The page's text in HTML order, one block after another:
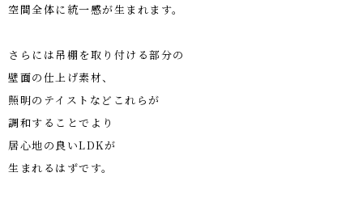
空間全体に統一感が生まれます。
さらには吊棚を取り付ける部分の
壁面の仕上げ素材、
照明のテイストなどこれらが
調和することでより
居心地の良いLDKが
生まれるはずです。